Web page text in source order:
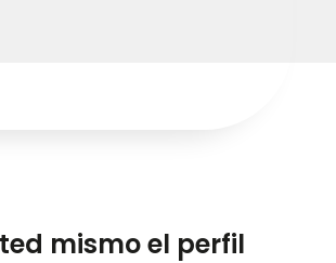
mismo el perfil